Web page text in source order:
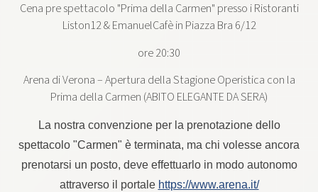
Cena pre spettacolo "Prima della Carmen" presso i Ristoranti
Liston12 & EmanuelCafè in Piazza Bra 6/12
ore 20:30
Arena di Verona – Apertura della Stagione Operistica con la
Prima della Carmen (ABITO ELEGANTE DA SERA)
La nostra convenzione per la prenotazione dello
spettacolo "Carmen" è terminata, ma chi volesse ancora
prenotarsi un posto, deve effettuarlo in modo autonomo
attraverso il portale https://www.arena.it/